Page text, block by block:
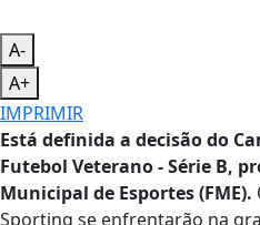
A-
A+
IMPRIMIR
Está definida a decisão do
Futebol Veterano - Série B,
Municipal de Esportes (FME).
Sporting se enfrentarão na